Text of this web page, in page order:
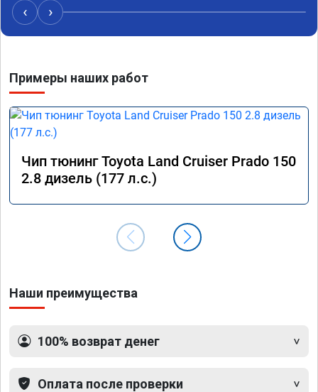
провалы. Расход топлива остался таким же, но
динамика улучшилась. Советую этот сервис
всем. Спасибо!!!
‹ ›
Примеры наших работ
Чип тюнинг Toyota Land Cruiser Prado 150
2.8 дизель (177 л.с.)
Наши преимущества
100% возврат денег
Оплата после проверки